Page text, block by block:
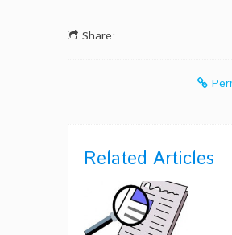
Share:
Related Articles